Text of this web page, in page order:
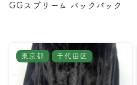
GGスプリーム バックパック
東京都 千代田区